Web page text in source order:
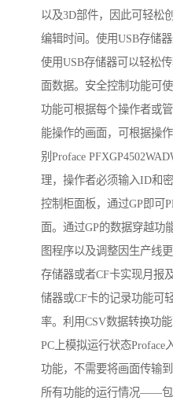
以及3D部件，因此可轻松
编辑时间。使用USB存储
使用USB存储器可以轻松
面数据。安全控制功能可
功能可根据每个操作者或
能操作的画面，可根据操
别Proface
理，操作者必须输入ID和
控制柜面板，通过GP即可
面。通过GP的数据穿越功
图程序以及调整因生产线
存储器或者CF卡实现月报
储器或CF卡的记录功能可
率。利用CSV数据转换功
PC上模拟运行状态Proface
功能，不需要将画面传输
所有功能的运行情况——